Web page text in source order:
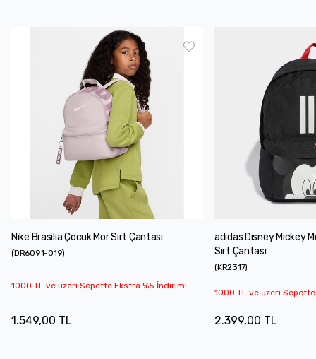
Nike Brasilia Çocuk Mor Sırt Çantası
(DR6091-019)
1000 TL ve üzeri Sepette Ekstra %5 İndirim!
1.549,00 TL
adidas Disney Mickey
Sırt Çantası
(KR2317)
1000 TL ve üzeri
2.399,00 TL